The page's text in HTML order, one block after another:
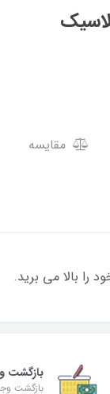
مقایسه
را بالا می برید.
بازگشت
بازگشت